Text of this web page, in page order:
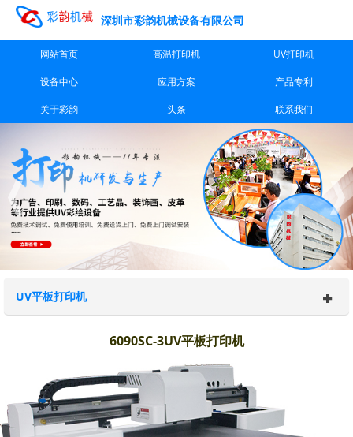
深圳市彩韵机械设备有限公司
网站首页 高温打印机 UV打印机
设备中心 应用方案 产品专利
关于彩韵 头条 联系我们
UV平板打印机
6090SC-3UV平板打印机